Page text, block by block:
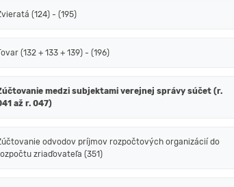
(124) - (195)
(132 + 133 + 139) - (196)
medzi subjektami verejnej správy súčet (r.
až r. 047)
odvodov príjmov rozpočtových organizácií do
zriaďovateľa (351)